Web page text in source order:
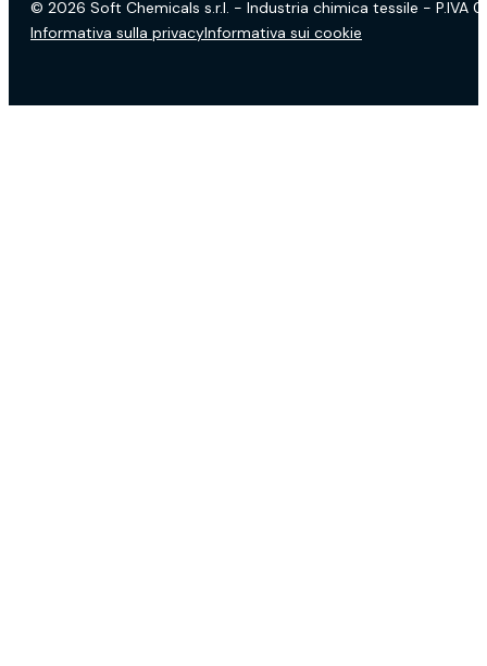
© 2026 Soft Chemicals s.r.l. - Industria chimica tessile - P.IVA
Informativa sulla privacyInformativa sui cookie